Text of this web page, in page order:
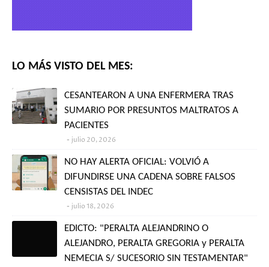
LO MÁS VISTO DEL MES:
CESANTEARON A UNA ENFERMERA TRAS
SUMARIO POR PRESUNTOS MALTRATOS A
PACIENTES
julio 20, 2026
NO HAY ALERTA OFICIAL: VOLVIÓ A
DIFUNDIRSE UNA CADENA SOBRE FALSOS
CENSISTAS DEL INDEC
julio 18, 2026
EDICTO: "PERALTA ALEJANDRINO O
ALEJANDRO, PERALTA GREGORIA y PERALTA
NEMECIA S/ SUCESORIO SIN TESTAMENTAR"